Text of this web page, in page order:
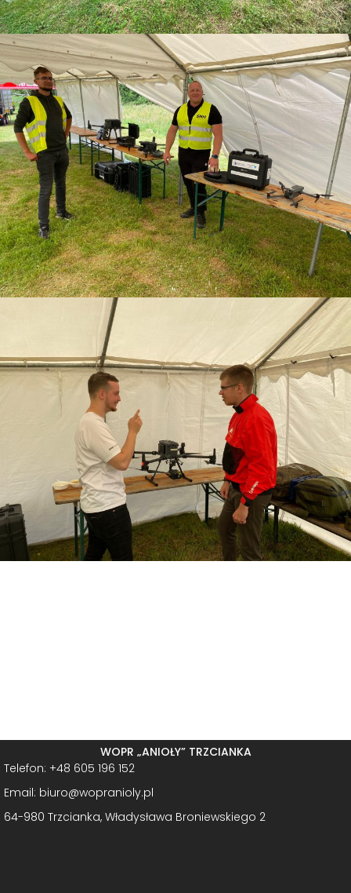
WOPR „ANIOŁY” TRZCIANKA
Telefon: +48 605 196 152
Email: biuro@wopranioly.pl
64-980 Trzcianka, Władysława Broniewskiego 2